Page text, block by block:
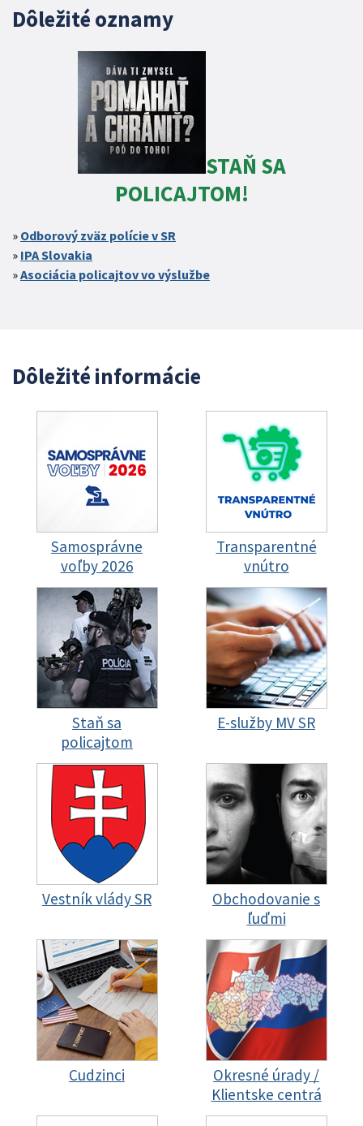
Dôležité oznamy
STAŇ SA
POLICAJTOM!
Odborový zväz polície v SR
IPA Slovakia
Asociácia policajtov vo výslužbe
Dôležité informácie
Samosprávne
voľby 2026
Transparentné
vnútro
Staň sa
policajtom
E-služby MV SR
Vestník vlády SR
Obchodovanie s
ľuďmi
Cudzinci
Okresné úrady /
Klientske centrá